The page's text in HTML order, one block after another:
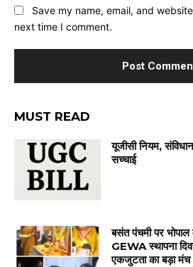
Save my name, email, and
next time I comment.
MUST READ
यूजीसी नियम,
सच्चाई
बसंत पंचमी पर
GEWA स्थापना
एकजुटता का बड़ा मंच